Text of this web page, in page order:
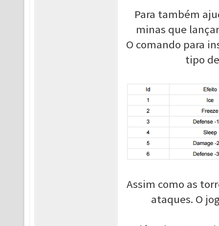
Para também
minas que
O comando para
tipo
Assim como as
ataques. O